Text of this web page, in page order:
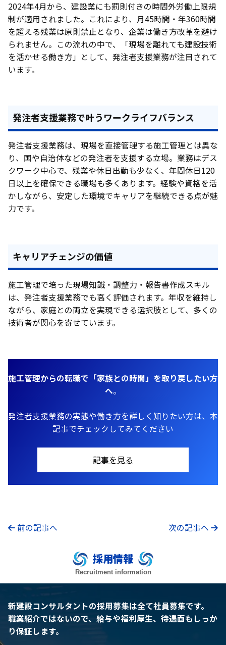
2024年4月から、建設業にも罰則付きの時間外労働上限規
制が適用されました。これにより、月45時間・年360時間
を超える残業は原則禁止となり、企業は働き方改革を避け
られません。この流れの中で、「現場を離れても建設技術
を活かせる働き方」として、発注者支援業務が注目されて
います。
発注者支援業務で叶うワークライフバランス
発注者支援業務は、現場を直接管理する施工管理とは異な
り、国や自治体などの発注者を支援する立場。業務はデス
クワーク中心で、残業や休日出勤も少なく、年間休日120
日以上を確保できる職場も多くあります。経験や資格を活
かしながら、安定した環境でキャリアを継続できる点が魅
力です。
キャリアチェンジの価値
施工管理で培った現場知識・調整力・報告書作成スキル
は、発注者支援業務でも高く評価されます。年収を維持し
ながら、家庭との両立を実現できる選択肢として、多くの
技術者が関心を寄せています。
施工管理からの転職で「家族との時間」を取り戻したい方
へ。
発注者支援業務の実態や働き方を詳しく知りたい方は、本
記事でチェックしてみてください
記事を見る
前の記事へ 次の記事へ
採用情報
Recruitment information
新建設コンサルタントの採用募集は全て社員募集です。
職業紹介ではないので、給与や福利厚生、待遇面もしっか
り保証します。